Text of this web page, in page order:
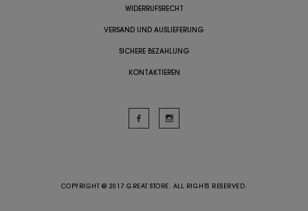
WIDERRUFSRECHT
VERSAND UND AUSLIEFERUNG
SICHERE BEZAHLUNG
KONTAKTIEREN
COPYRIGHT @ 2017 GREAT STORE. ALL RIGHTS RESERVED.